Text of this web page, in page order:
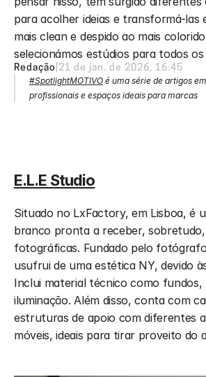
para acolher ideias e transformá-las
mais clean e despido ao mais
selecionámos estúdios para todos
Redação 21 de jan. de 2026, 16:45
#SpotlightMOTIVO é uma série de artigos
profissionais e espaços ideais para marcas
E.L.E Studio
Situado no LxFactory, em Lisboa, é
branco pronta a receber, sobretudo,
fotográficas. Fundado pelo
usufrui de uma estética NY, devido
Inclui material técnico como fundos,
iluminação. Além disso, conta com
estruturas de apoio com diferentes
móveis, ideais para tirar proveito do